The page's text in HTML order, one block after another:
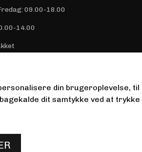
09.00-18.00
14.00
din brugeroplevelse,
dit samtykke ved at